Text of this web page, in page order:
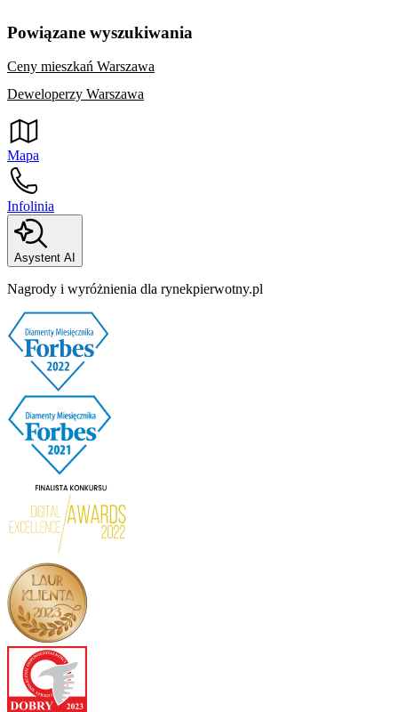
Powiązane wyszukiwania
Ceny mieszkań Warszawa
Deweloperzy Warszawa
Mapa
Infolinia
Asystent AI
Nagrody i wyróżnienia dla rynekpierwotny.pl